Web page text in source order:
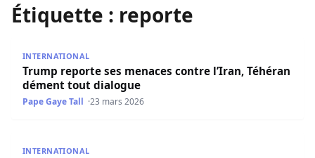
Étiquette : reporte
INTERNATIONAL
Trump reporte ses menaces contre l’Iran, Téhéran
dément tout dialogue
Pape Gaye Tall 23 mars 2026
INTERNATIONAL